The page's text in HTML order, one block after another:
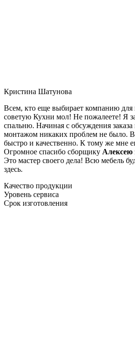
Кристина Шатунова
Всем, кто еще выбирает компанию для
советую Кухни мол! Не пожалеете! Я
спальню. Начиная с обсуждения заказа
монтажом никаких проблем не было.
быстро и качественно. К тому же мне
Огромное спасибо сборщику Алексею
Это мастер своего дела! Всю мебель
здесь.
Качество продукции
Уровень сервиса
Срок изготовления